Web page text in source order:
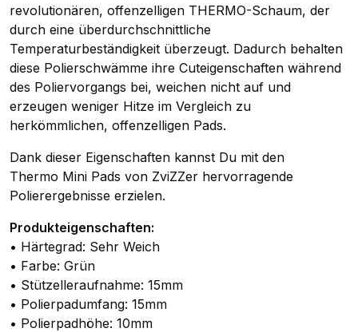
revolutionären, offenzelligen THERMO-Schaum, der
durch eine überdurchschnittliche
Temperaturbeständigkeit überzeugt. Dadurch behalten
diese Polierschwämme ihre Cuteigenschaften während
des Poliervorgangs bei, weichen nicht auf und
erzeugen weniger Hitze im Vergleich zu
herkömmlichen, offenzelligen Pads.
Dank dieser Eigenschaften kannst Du mit den
Thermo Mini Pads von ZviZZer hervorragende
Polierergebnisse erzielen.
Produkteigenschaften:
• Härtegrad: Sehr Weich
• Farbe: Grün
• Stützelleraufnahme: 15mm
• Polierpadumfang: 15mm
• Polierpadhöhe: 10mm